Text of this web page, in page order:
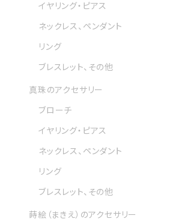
イヤリング・ピアス
ネックレス、ペンダント
リング
ブレスレット、その他
真珠のアクセサリー
ブローチ
イヤリング・ピアス
ネックレス、ペンダント
リング
ブレスレット、その他
蒔絵（まきえ）のアクセサリー